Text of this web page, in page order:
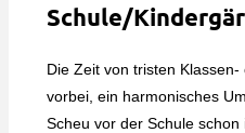
Schule/
Die Zeit von tristen
vorbei, ein harmonisches
Scheu vor der Schule schon